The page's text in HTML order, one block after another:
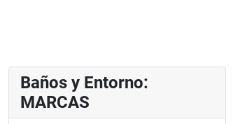
Baños y Entorno:
MARCAS